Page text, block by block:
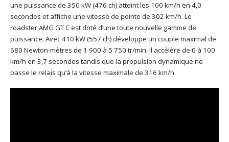
une puissance de 350 kW (476 ch) atteint les 100 km/h en 4,0
secondes et affiche une vitesse de pointe de 302 km/h. Le
roadster AMG GT C est doté d’une toute nouvelle gamme de
puissance. Avec 410 kW (557 ch) développe un couple maximal de
680 Newton-mètres de 1 900 à 5 750 tr/min. Il accélère de 0 à 100
km/h en 3,7 secondes tandis que la propulsion dynamique ne
passe le relais qu’à la vitesse maximale de 316 km/h.